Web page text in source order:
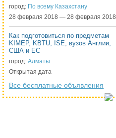
город: По всему Казахстану
28 февраля 2018 — 28 февраля 2018
Как подготовиться по предметам
KIMEP, KBTU, ISE, вузов Англии,
США и ЕС
город: Алматы
Открытая дата
Все бесплатные объявления